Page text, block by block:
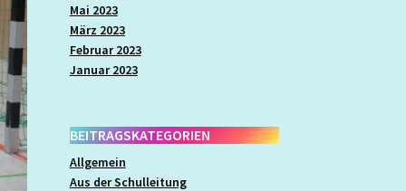
Mai 2023
März 2023
Februar 2023
Januar 2023
BEITRAGSKATEGORIEN
Allgemein
Aus der Schulleitung